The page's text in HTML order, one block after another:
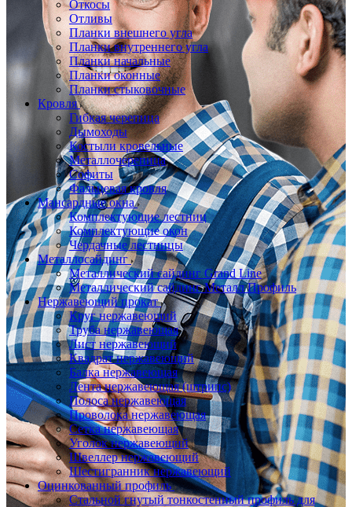
Откосы
Отливы
Планки внешнего угла
Планки внутреннего угла
Планки начальные
Планки оконные
Планки стыковочные
Кровля
Гибкая черепица
Дымоходы
Костыли кровельные
Металлочерепица
Софиты
Фальцевая кровля
Мансардные окна
Комплектующие лестниц
Комплектующие окон
Чердачные лестницы
Металлосайдинг
Металлический сайдинг Grand Line
Металлический сайдинг Металл Профиль
Нержавеющий прокат
Круг нержавеющий
Труба нержавеющая
Лист нержавеющий
Квадрат нержавеющий
Балка нержавеющая
Лента нержавеющая (штрипс)
Полоса нержавеющая
Проволока нержавеющая
Сетка нержавеющая
Уголок нержавеющий
Швеллер нержавеющий
Шестигранник нержавеющий
Оцинкованный профиль
Стальной гнутый тонкостенный профиль для